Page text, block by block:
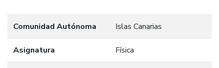
Comunidad Autónoma Islas Canarias
Asignatura Física